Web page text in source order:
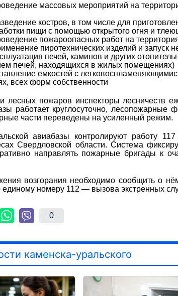
массовых мероприятий на
костров, в том числе для
пищи с помощью открытого огня и
пожароопасных работ на
пиротехнических изделий и запуск
печей, каминов и других
печей, находящихся в жилых помещениях)
емкостей с
всех форм собственности
лесных пожаров инспекторы лесничеств
работает круглосуточно,
части переведены на усиленный режим.
авиабазы контролируют работу
Свердловской области. Система
направлять пожарные бригады к
возгорания необходимо сообщить о
единому номеру 112 — вызова экстренных
0
каменска-уральского